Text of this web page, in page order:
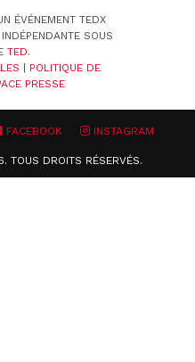
ÉVÉNEMENT TEDX
SOUS
TED.
| POLITIQUE DE
PRESSE
FACEBOOK INSTAGRAM
TOUS DROITS RÉSERVÉS.